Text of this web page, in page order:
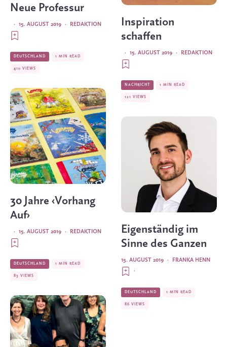
Neue Professur
REDAKTION
·
15. AUGUST 2019
·
DEUTSCHLAND 1 MIN READ
410 VIEWS
30 Jahre ‹Vorhang
Auf›
REDAKTION
·
15. AUGUST 2019
·
DEUTSCHLAND 1 MIN READ
83 VIEWS
Inspiration
schaffen
REDAKTION
·
15. AUGUST 2019
·
NACHRICHT 1 MIN READ
121 VIEWS
Eigenständig im
Sinne des Ganzen
FRANKA HENN
·
15. AUGUST 2019
·
DEUTSCHLAND 1 MIN READ
86 VIEWS